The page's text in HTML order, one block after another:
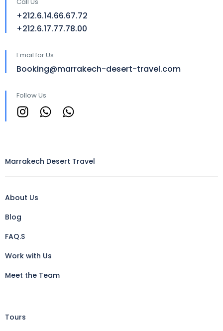
+212.6.14.66.67.72
+212.6.17.77.78.00
Email for Us
Booking@marrakech-desert-travel.com
Follow Us
Marrakech Desert Travel
About Us
Blog
FAQ.S
Work with Us
Meet the Team
Tours